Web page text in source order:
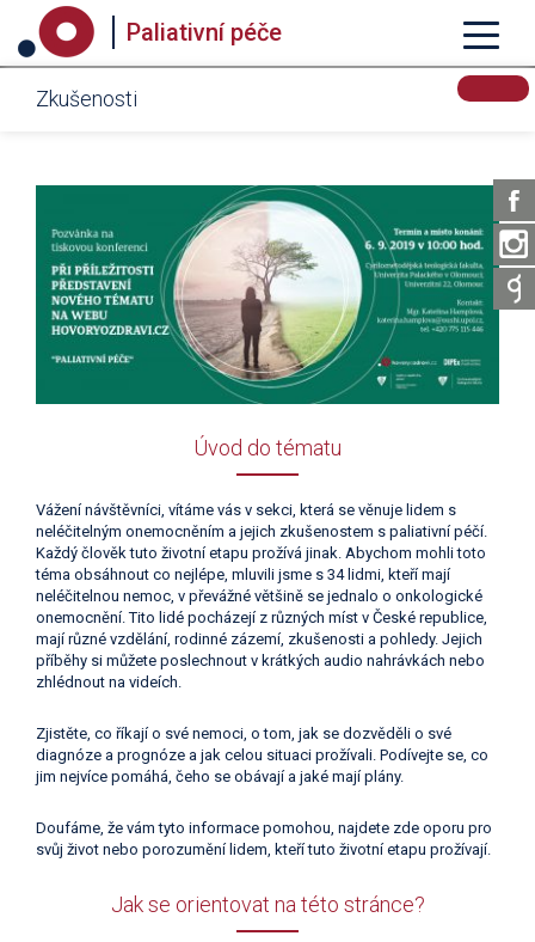
Paliativní péče
Zkušenosti
Úvod do tématu
Vážení návštěvníci, vítáme vás v sekci, která se věnuje lidem s
neléčitelným onemocněním a jejich zkušenostem s paliativní péčí.
Každý člověk tuto životní etapu prožívá jinak. Abychom mohli toto
téma obsáhnout co nejlépe, mluvili jsme s 34 lidmi, kteří mají
neléčitelnou nemoc, v převážné většině se jednalo o onkologické
onemocnění. Tito lidé pocházejí z různých míst v České republice,
mají různé vzdělání, rodinné zázemí, zkušenosti a pohledy. Jejich
příběhy si můžete poslechnout v krátkých audio nahrávkách nebo
zhlédnout na videích.
Zjistěte, co říkají o své nemoci, o tom, jak se dozvěděli o své
diagnóze a prognóze a jak celou situaci prožívali. Podívejte se, co
jim nejvíce pomáhá, čeho se obávají a jaké mají plány.
Doufáme, že vám tyto informace pomohou, najdete zde oporu pro
svůj život nebo porozumění lidem, kteří tuto životní etapu prožívají.
Jak se orientovat na této stránce?